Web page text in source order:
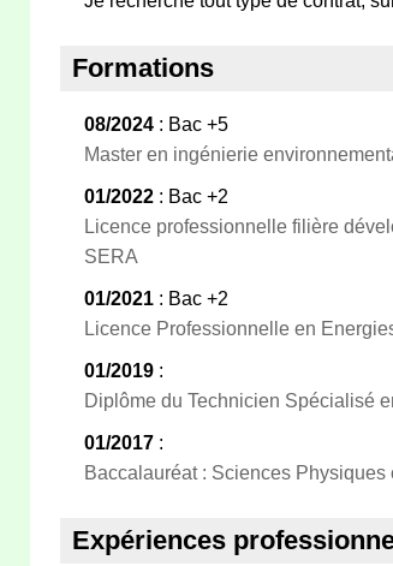
Formations
08/2024 : Bac +5
Master en ingénierie
01/2022 : Bac +2
Licence professionnelle filière
SERA
01/2021 : Bac +2
Licence Professionnelle en
01/2019 :
Diplôme du Technicien Spécialisé
01/2017 :
Baccalauréat : Sciences Physiques
Expériences